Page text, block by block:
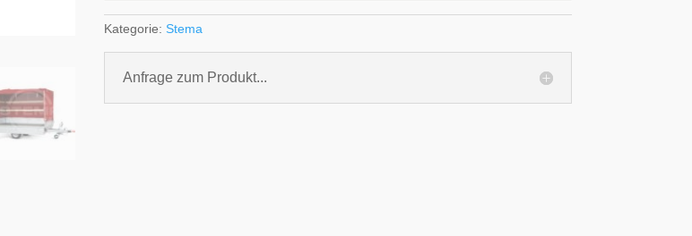
Kategorie:Stema
Anfrage zum Produkt...